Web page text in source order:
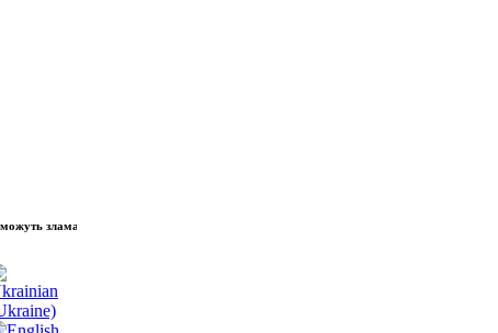
волю народу, - Президент України Володимир Зеленський